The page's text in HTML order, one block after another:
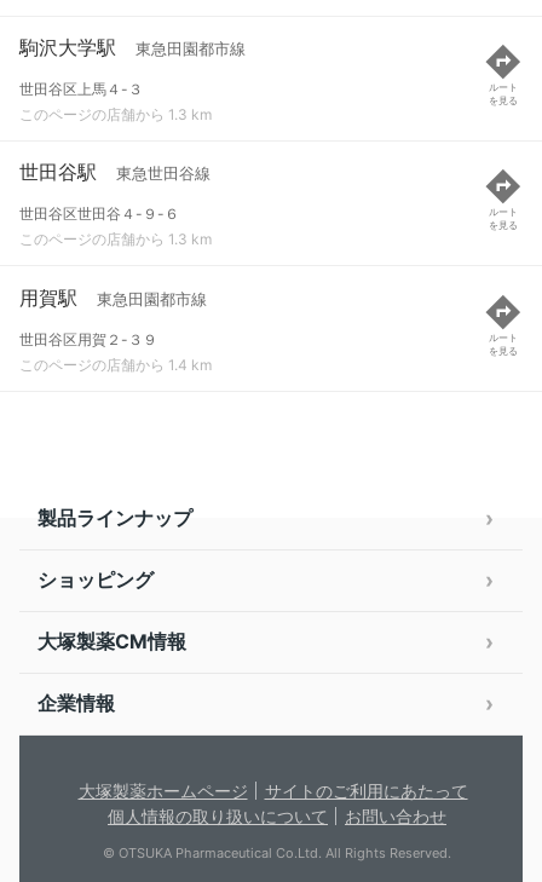
駒沢大学駅 東急田園都市線
世田谷区上馬４-３
このページの店舗から 1.3 km
ルート
を見る
世田谷駅 東急世田谷線
世田谷区世田谷４-９-６
このページの店舗から 1.3 km
ルート
を見る
用賀駅 東急田園都市線
世田谷区用賀２-３９
このページの店舗から 1.4 km
ルート
を見る
製品ラインナップ
ショッピング
大塚製薬CM情報
企業情報
大塚製薬ホームページ
サイトのご利用にあたって
個人情報の取り扱いについて
お問い合わせ
© OTSUKA Pharmaceutical Co.Ltd. All Rights Reserved.